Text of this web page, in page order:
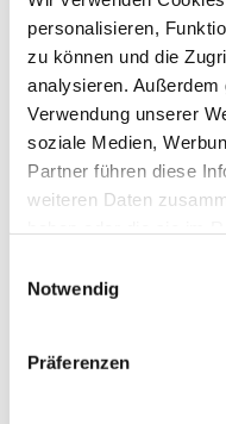
personalisieren,
zu können und die
analysieren.
Verwendung unserer
soziale Medien,
Partner führen diese
weiteren Daten
Notwendig
Präferenzen